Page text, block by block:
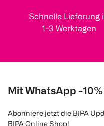
Schnelle Lieferung
1-3 Werktagen
Mit WhatsApp -
Abonniere jetzt die BIPA
BIPA Online Shop!